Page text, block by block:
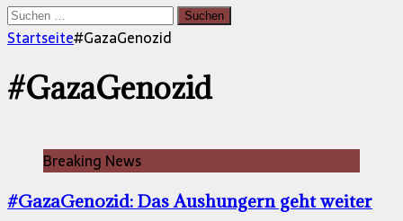
Suchen
nach:
Startseite#GazaGenozid
#GazaGenozid
Breaking News
#GazaGenozid: Das Aushungern geht weiter